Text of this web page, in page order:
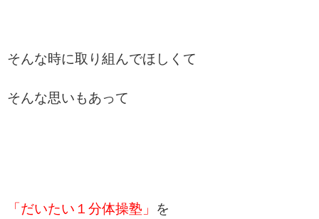
そんな時に取り組んでほしくて
そんな思いもあって
「だいたい１分体操塾」 を